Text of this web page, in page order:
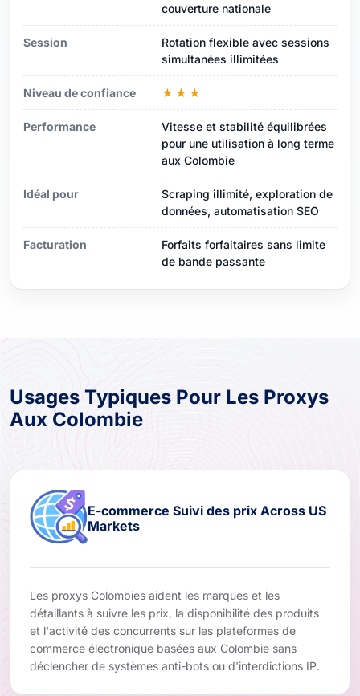
couverture nationale
Session
Rotation flexible avec sessions
simultanées illimitées
Niveau de confiance ★★★
Performance
Vitesse et stabilité équilibrées
pour une utilisation à long terme
aux Colombie
Idéal pour
Scraping illimité, exploration de
données, automatisation SEO
Facturation
Forfaits forfaitaires sans limite
de bande passante
Usages Typiques Pour Les Proxys
Aux Colombie
E-commerce Suivi des prix Across US
Markets
Les proxys Colombies aident les marques et les
détaillants à suivre les prix, la disponibilité des produits
et l'activité des concurrents sur les plateformes de
commerce électronique basées aux Colombie sans
déclencher de systèmes anti-bots ou d'interdictions IP.